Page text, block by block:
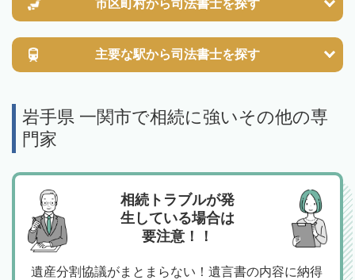
市区町村から司法書士を探す
主要な駅から司法書士を探す
岩手県 一関市で相続に強いその他の専
門家
相続トラブルが発
生している場合は
要注意！！
遺産分割協議がまとまらない！遺言書の内容に納得